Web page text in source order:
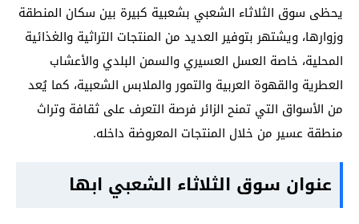
يحظى سوق الثلاثاء الشعبي بشعبية كبيرة بين سكان المنطقة
وزوارها، ويشتهر بتوفير العديد من المنتجات التراثية والغذائية
المحلية، خاصة العسل العسيري والسمن البلدي والأعشاب
العطرية والقهوة العربية والتمور والملابس الشعبية، كما يُعد
من الأسواق التي تمنح الزائر فرصة التعرف على ثقافة وتراث
منطقة عسير من خلال المنتجات المعروضة داخله.
عنوان سوق الثلاثاء الشعبي ابها